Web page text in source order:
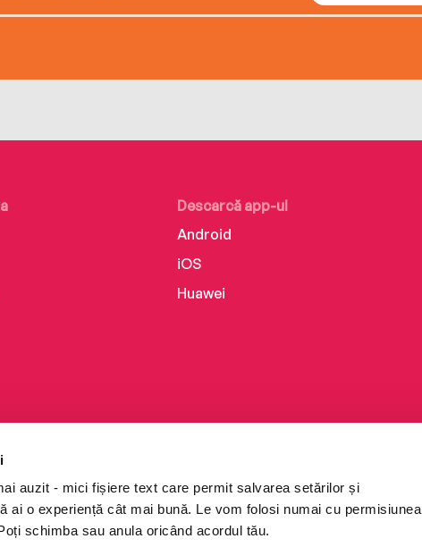
auzit - mici fișiere text care permit salvarea setărilor și
ai o experiență cât mai bună. Le vom folosi numai cu permisiunea
schimba sau anula oricând acordul tău.
Descarcă app-ul
Android
iOS
Huawei